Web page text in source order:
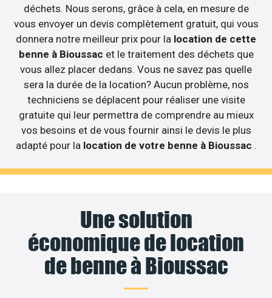
déchets. Nous serons, grâce à cela, en mesure de
vous envoyer un devis complètement gratuit, qui vous
donnera notre meilleur prix pour la location de cette
benne à Bioussac et le traitement des déchets que
vous allez placer dedans. Vous ne savez pas quelle
sera la durée de la location? Aucun problème, nos
techniciens se déplacent pour réaliser une visite
gratuite qui leur permettra de comprendre au mieux
vos besoins et de vous fournir ainsi le devis le plus
adapté pour la location de votre benne à Bioussac .
Une solution
économique de location
de benne à Bioussac